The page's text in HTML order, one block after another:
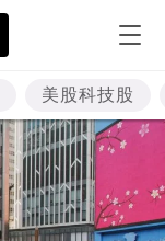
美股科技股